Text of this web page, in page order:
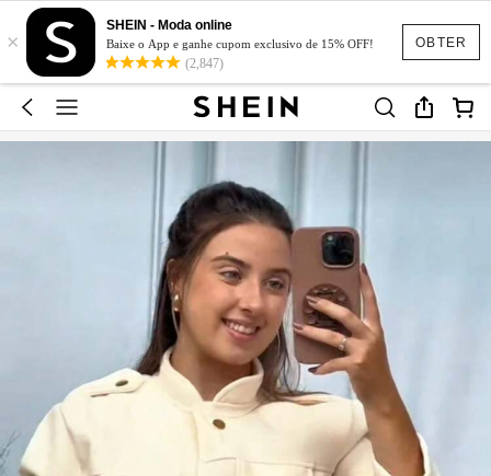
OBTER
×
SHEIN - Moda online
Baixe o App e ganhe cupom exclusivo de 15% OFF!
(2,847)